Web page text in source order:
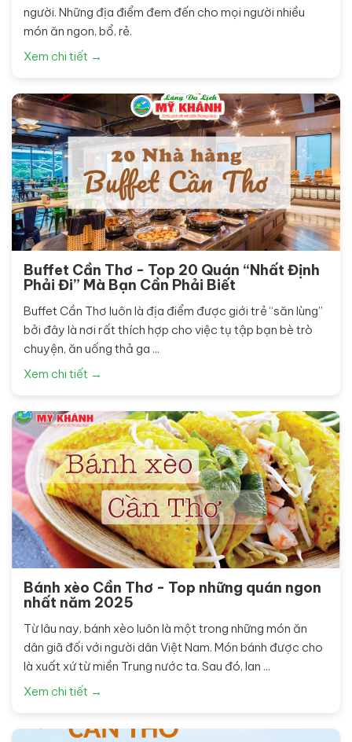
người. Những địa điểm đem đến cho mọi người nhiều
món ăn ngon, bổ, rẻ.
Xem chi tiết →
Buffet Cần Thơ - Top 20 Quán “Nhất Định
Phải Đi” Mà Bạn Cần Phải Biết
Buffet Cần Thơ luôn là địa điểm được giới trẻ “săn lùng”
bởi đây là nơi rất thích hợp cho việc tụ tập bạn bè trò
chuyện, ăn uống thả ga ...
Xem chi tiết →
Bánh xèo Cần Thơ - Top những quán ngon
nhất năm 2025
Từ lâu nay, bánh xèo luôn là một trong những món ăn
dân giã đối với người dân Việt Nam. Món bánh được cho
là xuất xứ từ miền Trung nước ta. Sau đó, lan ...
Xem chi tiết →